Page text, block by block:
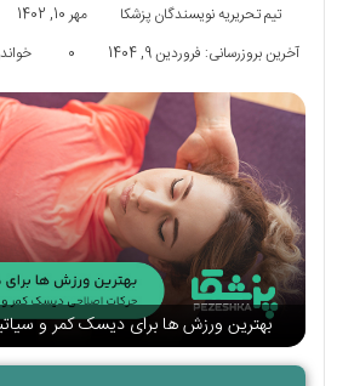
تیم تحریریه نویسندگان پزشکا
مهر 10, 1402
آخرین بروزرسانی: فروردین 9, 1404
0
بهترین ورزش ها برای دیسک کمر و